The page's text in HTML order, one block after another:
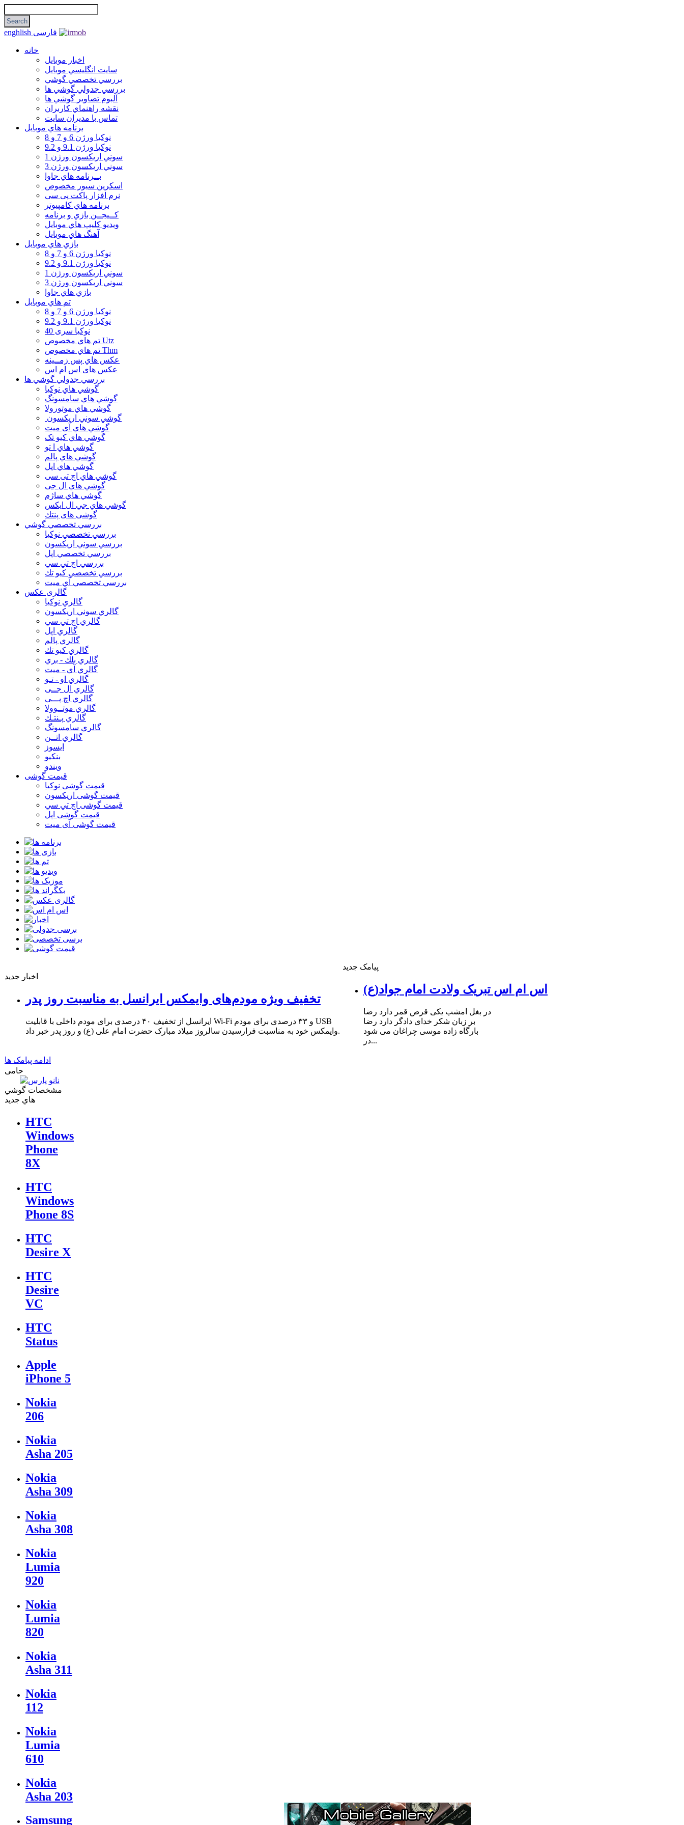
enghlish فارسی
خانه
اخبار موبایل
سايت انگليسي موبايل
بررسي تخصصي گوشي
بررسي جدولي گوشي ها
آلبوم تصاوير گوشي ها
نقشه راهنماي كاربران
تماس با مديران سايت
برنامه هاي موبايل
نوکیا ورژن 6 و 7 و 8
نوکیا ورژن 9.1 و 9.2
سوني اريكسون ورژن 1
سوني اريكسون ورژن 3
بــرنامه هاي جاوا
اسكرين سيور مخصوص
نرم افزار پاکت پی سی
برنامه هاي كامپيوتر
كــيجــن بازي و برنامه
ويديو كليپ هاي موبايل
آهنگ هاي موبايل
بازي هاي موبايل
نوكيا ورژن 6 و 7 و 8
نوكيا ورژن 9.1 و 9.2
سوني اريكسون ورژن 1
سوني اريكسون ورژن 3
بازي هاي جاوا
تم هاي موبايل
نوكيا ورژن 6 و 7 و 8
نوكيا ورژن 9.1 و 9.2
نوکیا سری 40
تم هاي مخصوص Utz
تم هاي مخصوص Thm
عكس هاي پس زمــينه
عكس های اس ام اس
بررسي جدولي گوشي ها
گوشي هاي نوكيا
گوشي هاي سامسونگ
گوشي هاي موتورولا
گوشي سوني اريكسون
گوشي هاي آی میت
گوشي هاي کیو تک
گوشي هاي ا تو
گوشي هاي پالم
گوشي هاي اپل
گوشي هاي اچ تی سی
گوشي هاي ال جی
گوشي هاي ساژم
گوشي هاي جي ال ايكس
گوشی های پنتك
بررسي تخصصي گوشي
بررسي تخصصي نوكيا
بررسي سوني اريكسون
بررسي تخصصي اپل
بررسي اچ تي سي
بررسي تخصصي كيو تك
بررسي تخصصي آي ميت
گالری عکس
گالري نوكيا
گالري سوني اريكسون
گالري اچ تي سي
گالري اپل
گالري پالم
گالري كيو تك
گالري بلك - بري
گالري آي - ميت
گالري او - تـو
گالري ال جــی
گالري اچ پـــی
گالري موتــوولا
گالري پـنتـك
گالري سامسونگ
گالري اتــن
ایسوز
بنکیو
ویندو
قیمت گوشی
قیمت گوشی نوكيا
قیمت گوشی اريكسون
قیمت گوشی اچ تي سي
قیمت گوشی اپل
قیمت گوشی آی میت
اخبار جدید
تخفیف ویژه مودم‌های وایمکس ایرانسل به مناسبت روز پدر
ایرانسل از تخفیف ۴۰ درصدی برای مودم داخلی با قابلیت Wi-Fi و ۳۳ درصدی برای مودم USB
وایمکس خود به مناسبت فرارسیدن سالروز میلاد مبارک حضرت امام علی (ع) و روز پدر خبر داد.
پیامک جدید
اس ام اس تبریک ولادت امام جواد(ع)
در بغل امشب یکى قرص قمر دارد رضا
بر زبان شکر خداى دادگر دارد رضا
بارگاه زاده موسى چراغان مى شود
در...
ادامه پیامک ها
حامی
مشخصات گوشي
هاي جديد
HTC
Windows
Phone
8X
HTC
Windows
Phone 8S
HTC
Desire X
HTC
Desire
VC
HTC
Status
Apple
iPhone 5
Nokia
206
Nokia
Asha 205
Nokia
Asha 309
Nokia
Asha 308
Nokia
Lumia
920
Nokia
Lumia
820
Nokia
Asha 311
Nokia
112
Nokia
Lumia
610
Nokia
Asha 203
Samsung